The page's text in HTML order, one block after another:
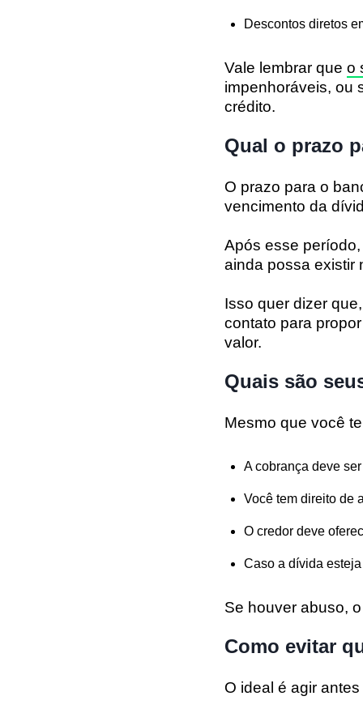
Descontos diretos
Vale lembrar que o
impenhoráveis, ou
crédito.
Qual o prazo
O prazo para o
vencimento da
Após esse
ainda possa existir
Isso quer dizer
contato para
valor.
Quais são
Mesmo que você
A cobrança deve
Você tem direito de
O credor deve
Caso a dívida
Se houver abuso,
Como evitar
O ideal é agir